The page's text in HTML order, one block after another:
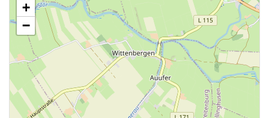
+
−